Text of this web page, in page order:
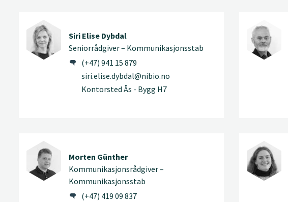
Siri Elise Dybdal
Seniorrådgiver – Kommunikasjonsstab
(+47) 941 15 879
siri.elise.dybdal@nibio.no
Kontorsted Ås - Bygg H7
Morten Günther
Kommunikasjonsrådgiver –
Kommunikasjonsstab
(+47) 419 09 837